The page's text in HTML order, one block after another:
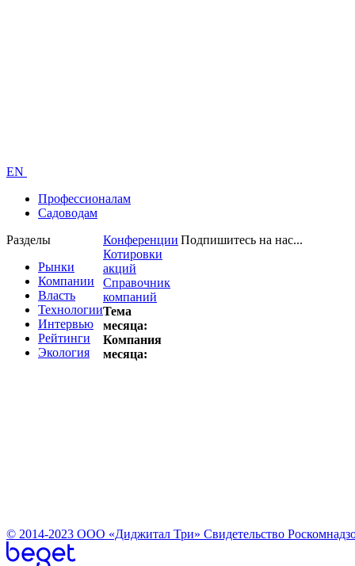
EN
Профессионалам
Садоводам
Разделы
Рынки
Компании
Власть
Технологии
Интервью
Рейтинги
Экология
Конференции
Котировки
акций
Справочник
компаний
Тема
месяца:
Компания
месяца:
Подпишитесь на нас...
© 2014-2023 ООО «Диджитал Три» Свидетельство